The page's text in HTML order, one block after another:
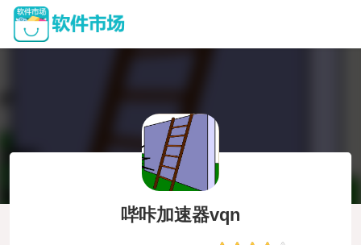
哔咔加速器vqn